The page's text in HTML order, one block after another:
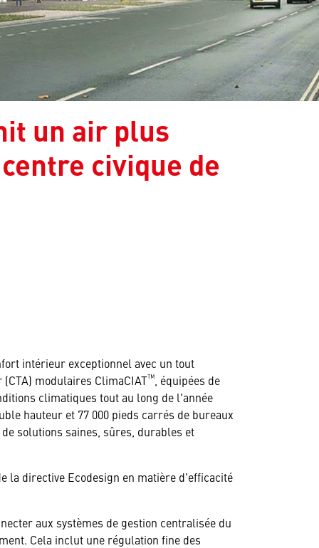
un air plus
civique de
nouvel onglet
intérieur exceptionnel avec un tout
modulaires ClimaCIAT™ , équipées de
climatiques tout au long de l'année
hauteur et 77 000 pieds carrés de bureaux
solutions saines, sûres, durables et
la directive Ecodesign en matière d'efficacité
aux systèmes de gestion centralisée du
Cela inclut une régulation fine des